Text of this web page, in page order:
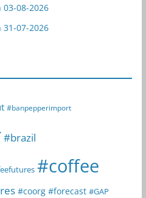
03-08-2026
31-07-2026
#banpepperimport
#brazil
#coffee
#coorg #forecast #GAP